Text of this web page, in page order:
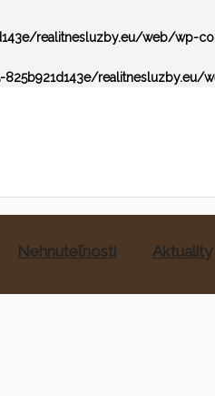
realitnesluzby.eu/web/wp-
Nehnuteľnosti Aktuality